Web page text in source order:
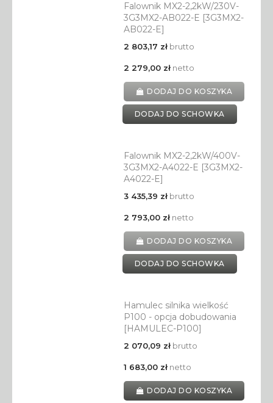
Falownik MX2-2,2kW/230V-
3G3MX2-AB022-E [3G3MX2-
AB022-E]
2 803,17 złbrutto
2 279,00 złnetto
DODAJ DO KOSZYKA
DODAJ DO SCHOWKA
Falownik MX2-2,2kW/400V-
3G3MX2-A4022-E [3G3MX2-
A4022-E]
3 435,39 złbrutto
2 793,00 złnetto
DODAJ DO KOSZYKA
DODAJ DO SCHOWKA
Hamulec silnika wielkość
P100 - opcja dobudowania
[HAMULEC-P100]
2 070,09 złbrutto
1 683,00 złnetto
DODAJ DO KOSZYKA